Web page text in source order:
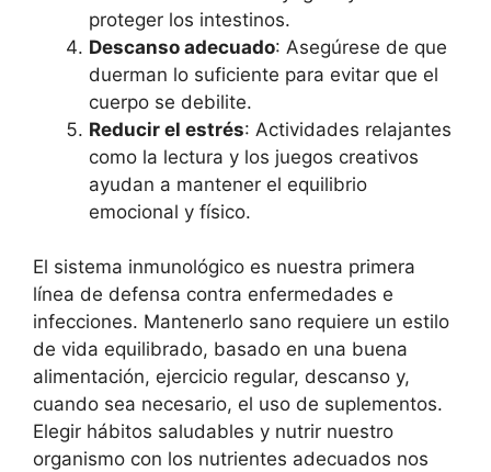
proteger los intestinos.
Descanso adecuado: Asegúrese de que
duerman lo suficiente para evitar que el
cuerpo se debilite.
Reducir el estrés: Actividades relajantes
como la lectura y los juegos creativos
ayudan a mantener el equilibrio
emocional y físico.
El sistema inmunológico es nuestra primera
línea de defensa contra enfermedades e
infecciones. Mantenerlo sano requiere un estilo
de vida equilibrado, basado en una buena
alimentación, ejercicio regular, descanso y,
cuando sea necesario, el uso de suplementos.
Elegir hábitos saludables y nutrir nuestro
organismo con los nutrientes adecuados nos